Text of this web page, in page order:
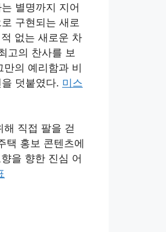
별명까지 지어
구현되는 새로
없는 새로운 차
고의 찬사를 보
의 예리함과 비
덧붙였다. 미스
직접 팔을 걷
택 홍보 콘텐츠에
을 향한 진심 어